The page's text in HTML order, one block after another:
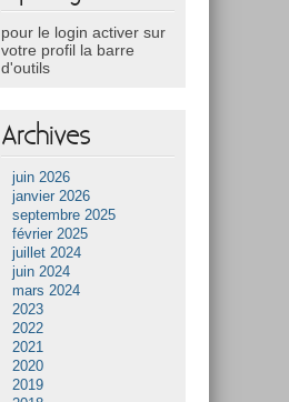
pour le login activer sur
votre profil la barre
d'outils
Archives
juin 2026
janvier 2026
septembre 2025
février 2025
juillet 2024
juin 2024
mars 2024
2023
2022
2021
2020
2019